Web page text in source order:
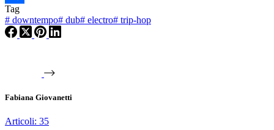
Condividi
Tag
# downtempo# dub# electro# trip-hop
Fabiana Giovanetti
Articoli: 35